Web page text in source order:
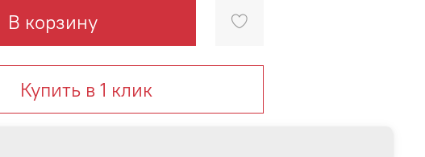
В корзину
Купить в 1 клик